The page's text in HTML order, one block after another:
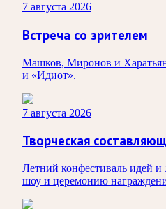
7 августа 2026
Встреча со зрителем
Машков, Миронов и Харатьян
и «Идиот».
7 августа 2026
Творческая
Летний конфестиваль идей
шоу и церемонию